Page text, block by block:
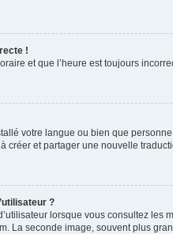
!
et que l’heure est toujours
votre langue ou bien que
créer et partager une nouvelle
?
lorsque vous consultez
La seconde image, souvent plus